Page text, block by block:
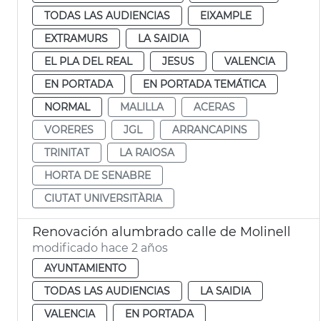
TODAS LAS AUDIENCIAS
EIXAMPLE
EXTRAMURS
LA SAIDIA
EL PLA DEL REAL
JESUS
VALENCIA
EN PORTADA
EN PORTADA TEMÁTICA
NORMAL
MALILLA
ACERAS
VORERES
JGL
ARRANCAPINS
TRINITAT
LA RAIOSA
HORTA DE SENABRE
CIUTAT UNIVERSITÀRIA
Renovación alumbrado calle de Molinell
modificado hace 2 años
AYUNTAMIENTO
TODAS LAS AUDIENCIAS
LA SAIDIA
VALENCIA
EN PORTADA